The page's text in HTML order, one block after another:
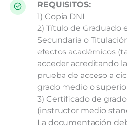
REQUISITOS:
1) Copia DNI
2) Título de Graduado
Secundaria o
efectos académicos
acceder acreditando
prueba de acceso a
grado medio o
3) Certificado de
(instructor medio
La documentación